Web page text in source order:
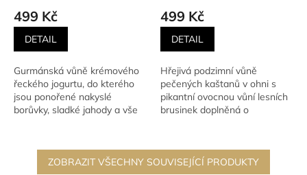
499 Kč
DETAIL
Gurmánská vůně krémového
řeckého jogurtu, do kterého
jsou ponořené nakyslé
borůvky, sladké jahody a vše
499 Kč
DETAIL
Hřejivá podzimní vůně
pečených kaštanů v ohni s
pikantní ovocnou vůní lesních
brusinek doplněná o
ZOBRAZIT VŠECHNY SOUVISEJÍCÍ PRODUKTY